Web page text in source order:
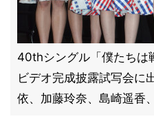
40thシングル「僕たちは
ビデオ完成披露試写会に
依、加藤玲奈、島崎遥香